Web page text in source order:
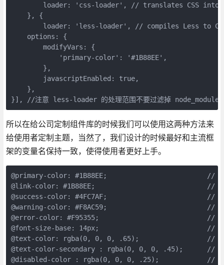
loader: 'css-loader', // translates CSS into
    }, {
loader: 'less-loader', // compiles Less to
    options: {
        modifyVars: {
            'primary-color': '#1B88EE',
        },
        javascriptEnabled: true,
    },
所以在给公司定制组件库的时候我们可以使用这两种方法来
给使用者定制主题，当然了，我们设计的时候最好和主流框
架的变量名保持一致，使得使用者更好上手。
@primary-color: #1B88EE;                         // 全
@link-color: #1B88EE;                            // 链
@success-color: #4FC7AF;                         // 成
@warning-color: #F8AC59;                         // 警
@error-color: #F95355;                           // 错
@font-size-base: 14px;                           // 主
@text-color: rgba(0, 0, 0, .65);                 // 主
@text-color-secondary : rgba(0, 0, 0, .45);      // 次
@disabled-color : rgba(0, 0, 0, .25);            // 失